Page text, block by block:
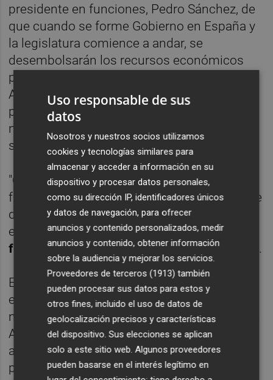
presidente en funciones, Pedro Sánchez, de
que cuando se forme Gobierno en España y
la legislatura comience a andar, se
desembolsarán los recursos económicos
para Lorca, incluida esta bonificación del IBI.
Así lo dijo públicamente Sánchez la semana
pasada en su visita a Los Alcázares y
nosotros confiamos en lo dicho, porque así
se ha comprometido con los lorquinos".
"Otra cuestión es que finalmente se pueda
formar gobierno, porque como dijo el alcalde
de Lorca,Diego José Mateos, el parlamento
está muy fraccionado yconseguir que se
forme gobierno está complicado",matizaba.
El edil aseveró que "en el mismo momento
en el que se forme ese posible Gobierno a
nivel nacional, el equipo de Gobierno de este
Ayuntamiento va a ser exigente con este
asunto y va a exigir que se cumpla lo
prometido, porque como siempre hemos
Uso responsable de sus
datos
Nosotros y nuestros socios utilizamos
cookies y tecnologías similares para
almacenar y acceder a información en su
dispositivo y procesar datos personales,
como su dirección IP, identificadores únicos
y datos de navegación, para ofrecer
anuncios y contenido personalizados, medir
anuncios y contenido, obtener información
sobre la audiencia y mejorar los servicios.
Proveedores de terceros (1913) también
pueden procesar sus datos para estos y
otros fines, incluido el uso de datos de
geolocalización precisos y características
del dispositivo. Sus elecciones se aplican
solo a este sitio web. Algunos proveedores
pueden basarse en el interés legítimo en